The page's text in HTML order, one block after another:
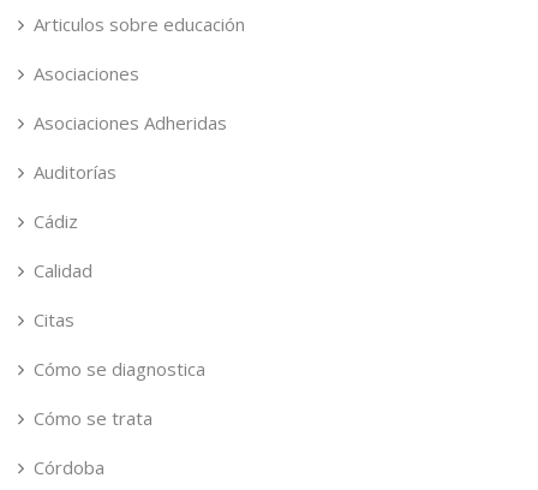
Articulos sobre educación
Asociaciones
Asociaciones Adheridas
Auditorías
Cádiz
Calidad
Citas
Cómo se diagnostica
Cómo se trata
Córdoba